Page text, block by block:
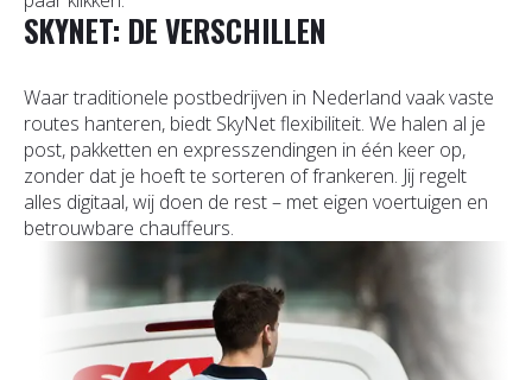
SKYNET: DE VERSCHILLEN
Waar traditionele postbedrijven in Nederland vaak vaste
routes hanteren, biedt SkyNet flexibiliteit. We halen al je
post, pakketten en expresszendingen in één keer op,
zonder dat je hoeft te sorteren of frankeren. Jij regelt
alles digitaal, wij doen de rest – met eigen voertuigen en
betrouwbare chauffeurs.